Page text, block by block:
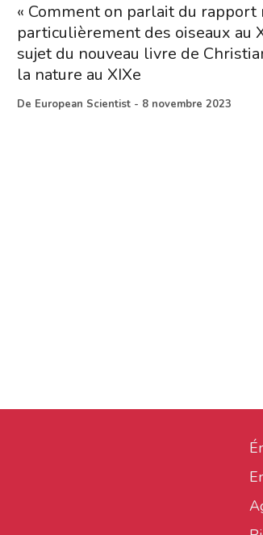
« Comment on parlait du
particulièrement des oiseaux au
sujet du nouveau livre de
la nature au XIXe
De European Scientist - 8 novembre 2023